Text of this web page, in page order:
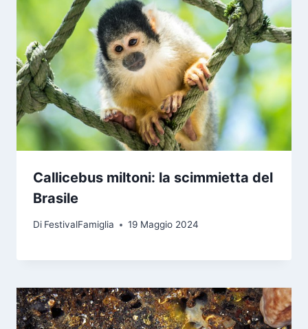
Callicebus miltoni: la scimmietta del
Brasile
Di FestivalFamiglia 19 Maggio 2024